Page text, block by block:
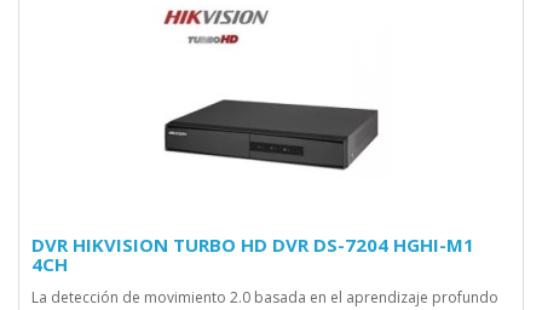
DVR HIKVISION TURBO HD DVR DS-7204 HGHI-M1
4CH
La detección de movimiento 2.0 basada en el aprendizaje profundo